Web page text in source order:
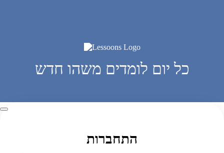
כל יום לומדים משהו חדש
התחברות